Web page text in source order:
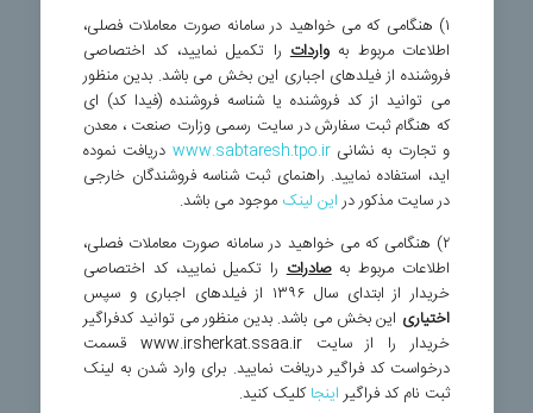
۱) هنگامی که می خواهید در سامانه صورت معاملات فصلی،
اطلاعات مربوط بهواردات را تکمیل نمایید، کد اختصاصی
فروشنده از فیلدهای اجباری این بخش می باشد. بدین منظور
می توانید از کد فروشنده یا شناسه فروشنده (فیدا کد) ای
که هنگام ثبت سفارش در سایت رسمی وزارت صنعت ، معدن
و تجارت به نشانیwww.sabtaresh.tpo.ir دریافت نموده
اید، استفاده نمایید. راهنمای ثبت شناسه فروشندگان خارجی
در سایت مذکور دراین لینک موجود می باشد.
۲) هنگامی که می خواهید در سامانه صورت معاملات فصلی،
اطلاعات مربوط بهصادرات را تکمیل نمایید، کد اختصاصی
خریدار از ابتدای سال ۱۳۹۶ از فیلدهای اجباری و سپس
اختیاری این بخش می باشد. بدین منظور می توانید کدفراگیر
خریدار را از سایت www.irsherkat.ssaa.ir قسمت
درخواست کد فراگیر دریافت نمایید. برای وارد شدن به لینک
ثبت نام کد فراگیر اینجاکلیک کنید.